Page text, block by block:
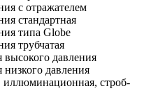
с отражателем
стандартная
типа Globe
трубчатая
высокого давления
давления
иллюминационная, строб-